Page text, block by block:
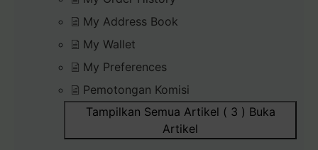
My Address Book
My Wallet
My Preferences
Pemotongan Komisi
Tampilkan Semua Artikel ( 3 ) Buka
Artikel